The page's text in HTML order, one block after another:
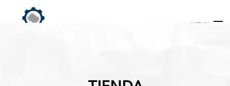
MENU